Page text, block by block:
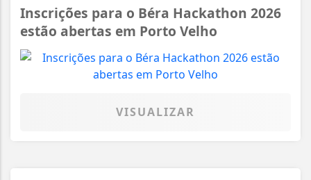
Inscrições para o Béra Hackathon 2026
estão abertas em Porto Velho
VISUALIZAR